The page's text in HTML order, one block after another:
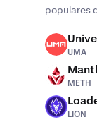
populares
UMA
UMA
METH
METH
LION
LION